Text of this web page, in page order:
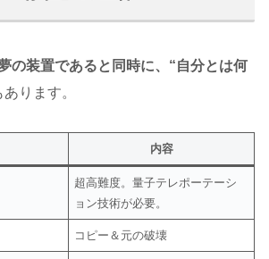
の装置であると同時に、“自分とは何
あります。
内容
超高難度。量子テレポーテーシ
ョン技術が必要。
コピー＆元の破壊